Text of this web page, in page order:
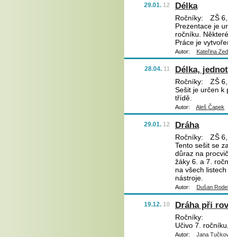
29.01. 12 Délka
Ročníky:
ZŠ 6,
Prezentace je
ročníku.
Práce je
Autor: Kateřina
28.04. 11 Délka,
Ročníky:
ZŠ 6,
Sešit je určen k
třídě.
Autor: Aleš Čapek
29.01. 12 Dráha
Ročníky:
ZŠ
Tento sešit se
důraz na
žáky 6. a 7.
na všech
nástroje.
Autor: Dušan
19.12. 10 Dráha při
Ročníky:
Učivo 7.
Autor: Jana